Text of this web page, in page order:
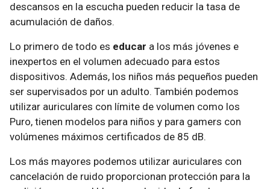
descansos en la escucha pueden reducir la tasa de
acumulación de daños.
Lo primero de todo es educar a los más jóvenes e
inexpertos en el volumen adecuado para estos
dispositivos. Además, los niños más pequeños pueden
ser supervisados por un adulto. También podemos
utilizar auriculares con límite de volumen como los
Puro, tienen modelos para niños y para gamers con
volúmenes máximos certificados de 85 dB.
Los más mayores podemos utilizar auriculares con
cancelación de ruido proporcionan protección para la